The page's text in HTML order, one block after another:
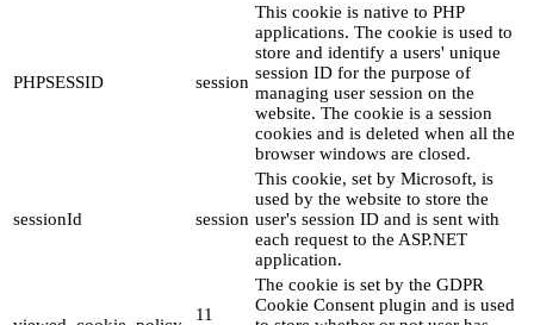
PHPSESSID session
This cookie is native to PHP
applications. The cookie is used to
store and identify a users' unique
session ID for the purpose of
managing user session on the
website. The cookie is a session
cookies and is deleted when all the
browser windows are closed.
sessionId session
This cookie, set by Microsoft, is
used by the website to store the
user's session ID and is sent with
each request to the ASP.NET
application.
11
The cookie is set by the GDPR
Cookie Consent plugin and is used